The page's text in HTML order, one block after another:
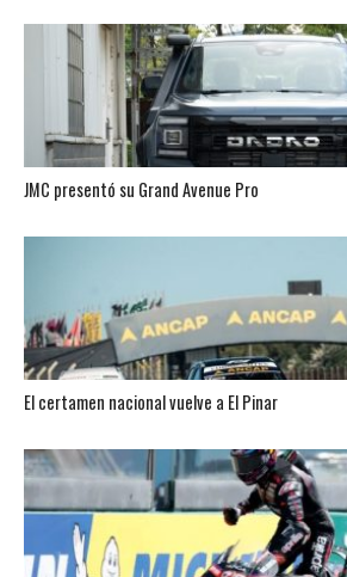
JMC presentó su Grand Avenue Pro
El certamen nacional vuelve a El Pinar